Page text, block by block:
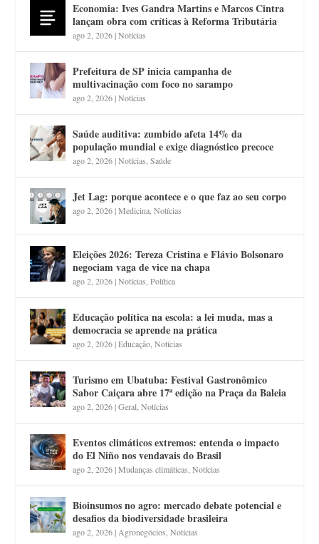
Economia: Ives Gandra Martins e Marcos Cintra
lançam obra com críticas à Reforma Tributária
ago 2, 2026|Notícias
Prefeitura de SP inicia campanha de
multivacinação com foco no sarampo
ago 2, 2026|Notícias
Saúde auditiva: zumbido afeta 14% da
população mundial e exige diagnóstico precoce
ago 2, 2026|Notícias ,Saúde
Jet Lag: porque acontece e o que faz ao seu corpo
ago 2, 2026|Medicina ,Notícias
Eleições 2026: Tereza Cristina e Flávio Bolsonaro
negociam vaga de vice na chapa
ago 2, 2026|Notícias ,Política
Educação política na escola: a lei muda, mas a
democracia se aprende na prática
ago 2, 2026|Educação ,Notícias
Turismo em Ubatuba: Festival Gastronômico
Sabor Caiçara abre 17ª edição na Praça da Baleia
ago 2, 2026|Geral ,Notícias
Eventos climáticos extremos: entenda o impacto
do El Niño nos vendavais do Brasil
ago 2, 2026|Mudanças climáticas ,Notícias
Bioinsumos no agro: mercado debate potencial e
desafios da biodiversidade brasileira
ago 2, 2026| Agronegócios ,Notícias